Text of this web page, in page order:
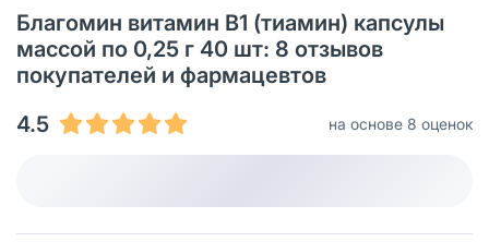
Благомин витамин B1 (тиамин) капсулы
массой по 0,25 г 40 шт: 8 отзывов
покупателей и фармацевтов
4.5
на основе 8 оценок